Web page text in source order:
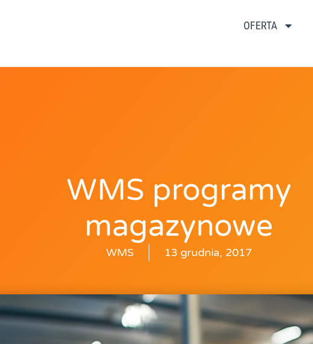
OFERTA
WMS programy
magazynowe
WMS 13 grudnia, 2017